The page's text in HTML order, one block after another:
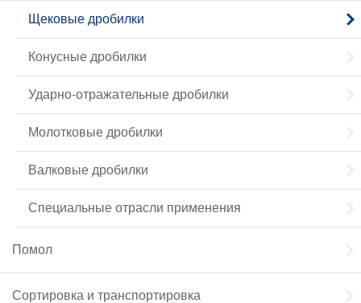
Щековые дробилки
Конусные дробилки
Ударно-отражательные дробилки
Молотковые дробилки
Валковые дробилки
Специальные отрасли применения
Помол
Сортировка и транспортировка